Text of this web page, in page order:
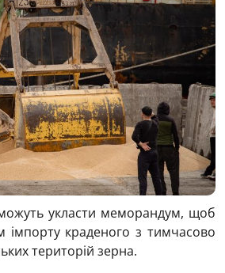
можуть укласти меморандум, щоб
імпорту краденого з тимчасово
територій зерна.